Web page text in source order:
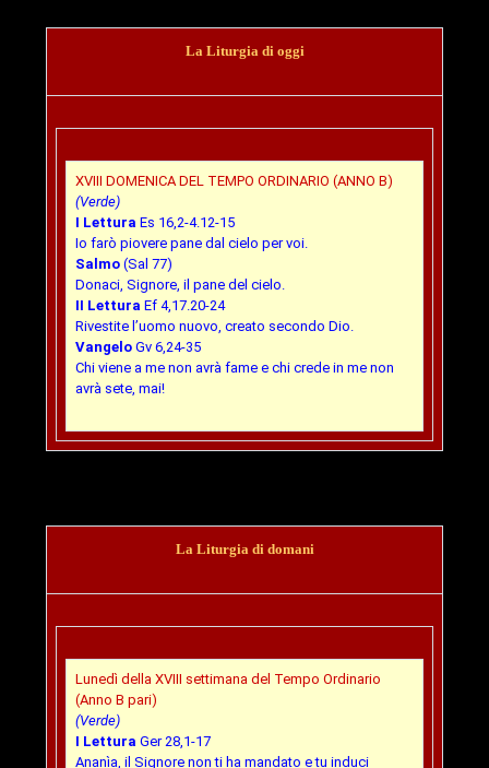
La Liturgia di oggi
XVIII DOMENICA DEL TEMPO ORDINARIO (ANNO B)
(Verde)
I Lettura Es 16,2-4.12-15
Io farò piovere pane dal cielo per voi.
Salmo (Sal 77)
Donaci, Signore, il pane del cielo.
II Lettura Ef 4,17.20-24
Rivestite l’uomo nuovo, creato secondo Dio.
Vangelo Gv 6,24-35
Chi viene a me non avrà fame e chi crede in me non
avrà sete, mai!
La Liturgia di domani
Lunedì della XVIII settimana del Tempo Ordinario
(Anno B pari)
(Verde)
I Lettura Ger 28,1-17
Ananìa, il Signore non ti ha mandato e tu induci